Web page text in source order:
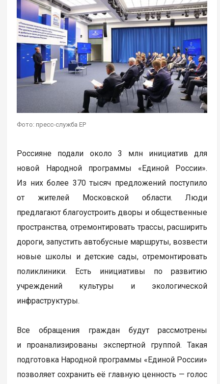
Фото: пресс-служба ЕР
Россияне подали около 3 млн инициатив для
новой Народной программы «Единой России».
Из них более 370 тысяч предложений поступило
от жителей Московской области. Люди
предлагают благоустроить дворы и общественные
пространства, отремонтировать трассы, расширить
дороги, запустить автобусные маршруты, возвести
новые школы и детские сады, отремонтировать
поликлиники. Есть инициативы по развитию
учреждений культуры и экологической
инфраструктуры.
Все обращения граждан будут рассмотрены
и проанализированы экспертной группой. Такая
подготовка Народной программы «Единой России»
позволяет сохранить её главную ценность — голос